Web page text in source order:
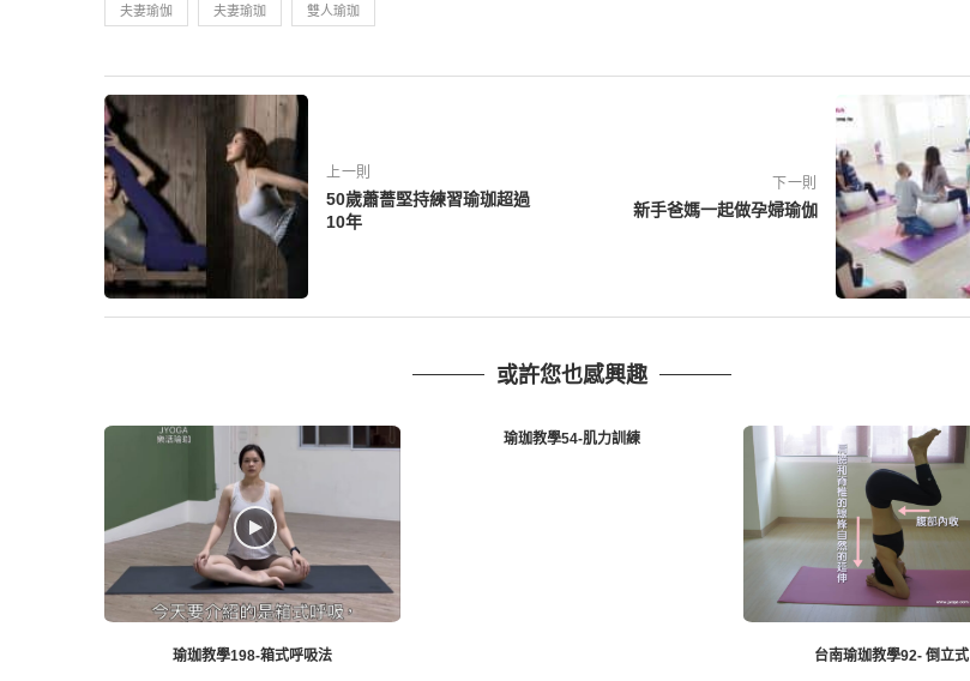
夫妻瑜伽 夫妻瑜珈 雙人瑜珈
上一則
50歲蕭薔堅持練習瑜珈超過
10年
下一則
新手爸媽一起做孕婦瑜伽
或許您也感興趣
瑜珈教學198-箱式呼吸法
瑜珈教學54-肌力訓練
台南瑜珈教學92- 倒立式